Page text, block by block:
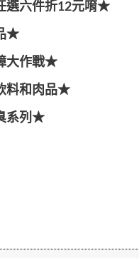
選六件折12元唷★
★
大作戰★
料和肉品★
系列★